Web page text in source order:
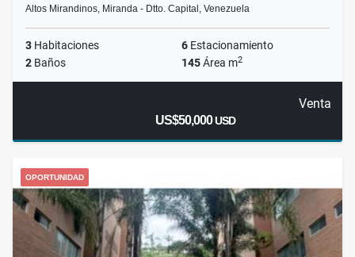
Altos Mirandinos, Miranda - Dtto. Capital, Venezuela
3 Habitaciones 6 Estacionamiento
2 Baños 145Área m2
Venta
US$50,000USD
OPORTUNIDAD